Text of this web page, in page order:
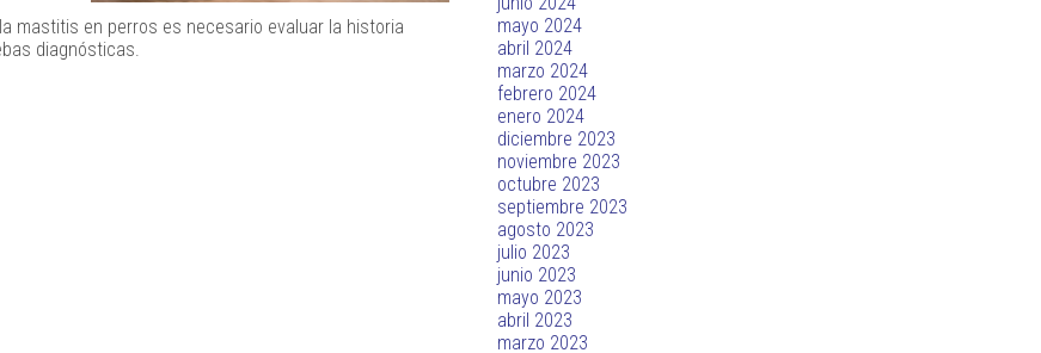
mastitis en perros es necesario evaluar la historia
diagnósticas.
mayo 2024
abril 2024
marzo 2024
febrero 2024
enero 2024
diciembre 2023
noviembre 2023
octubre 2023
septiembre 2023
agosto 2023
julio 2023
junio 2023
mayo 2023
abril 2023
marzo 2023